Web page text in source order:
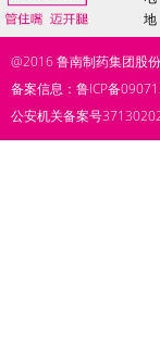
@2016鲁南制药集团股
备案信息：鲁ICP备
公安机关备案号